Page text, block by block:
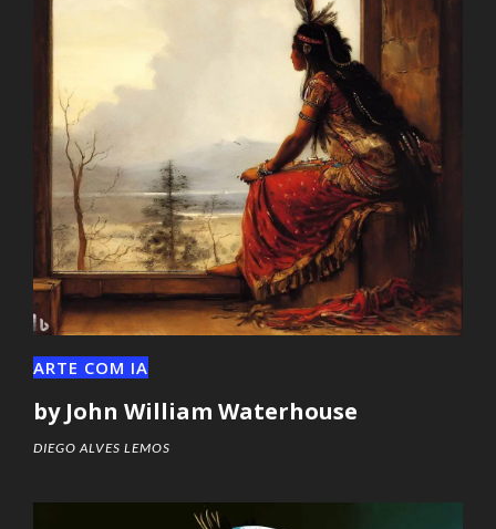
ARTE COM IA
by John William Waterhouse
DIEGO ALVES LEMOS